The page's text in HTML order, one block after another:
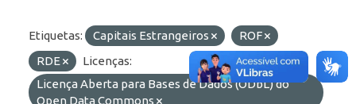
Etiquetas: Capitais Estrangeiros
ROF
RDE
Licenças:
Licença Aberta para Bases de Dados (ODbL) do
Open Data Commons